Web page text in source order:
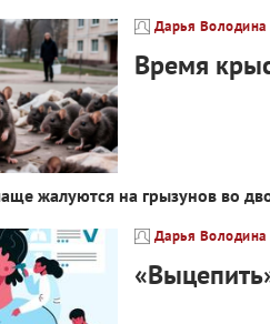
Дарья Володина
Время
жалуются на грызунов во
Дарья Володина